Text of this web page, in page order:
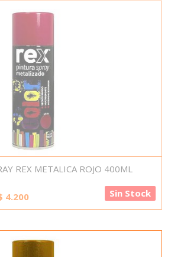
REX METALICA ROJO 400ML
4.200 Sin Stock